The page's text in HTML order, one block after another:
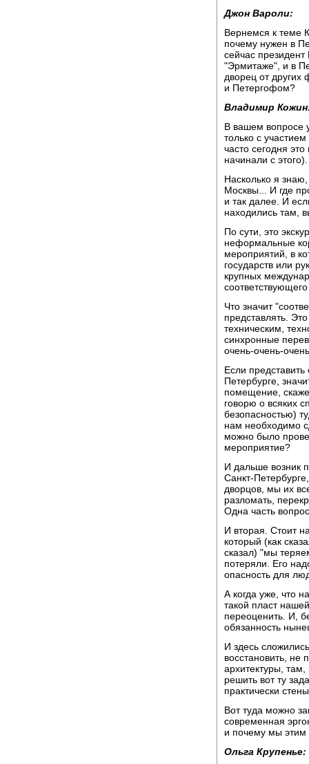
Джон Вароли:
Вернемся к теме
почему нужен в
сейчас
"Эрмитаже", и в
дворец от
и Петергофом?
Владимир
В вашем вопросе
только с
часто сегодня
начинали с этого).
Насколько я
Москвы... И где
и так далее. И
находились там,
По сути, это
неформальные
мероприятий, в
государств или
крупных
Что значит
представлять.
техническим,
синхронные
очень-очень-
Если
Петербурге,
помещение,
говорю о всяких
безопасностью)
нам необходимо
можно было
мероприятие?
И дальше возник
Санкт-
дворцов, мы их
разломать,
Одна часть
И вторая. Стоит
который (как
сказал) "мы
потеряли. Его
опасность для
А когда уже, что
такой пласт
переоценить. И,
обязанность
И здесь
восстановить, не
архитектуры,
решить вот ту
практически
Вот туда можно
современная
и почему мы
Ольга Крупенье: